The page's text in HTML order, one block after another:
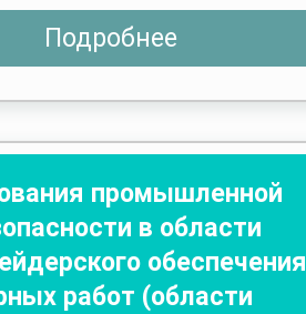
Подробнее
промышленной
в области
обеспечения
работ (области